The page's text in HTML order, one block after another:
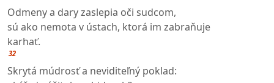
Odmeny a dary zaslepia oči sudcom,
sú ako nemota v ústach, ktorá im zabraňuje
karhať.
32
Skrytá múdrosť a neviditeľný poklad: